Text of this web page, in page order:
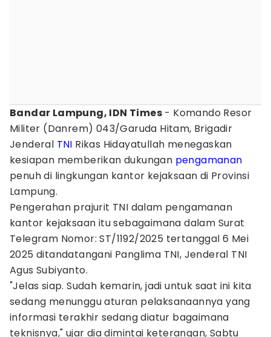
Bandar Lampung, IDN Times - Komando Resor
Militer (Danrem) 043/Garuda Hitam, Brigadir
Jenderal TNI Rikas Hidayatullah menegaskan
kesiapan memberikan dukungan pengamanan
penuh di lingkungan kantor kejaksaan di Provinsi
Lampung.
Pengerahan prajurit TNI dalam pengamanan
kantor kejaksaan itu sebagaimana dalam Surat
Telegram Nomor: ST/1192/2025 tertanggal 6 Mei
2025 ditandatangani Panglima TNI, Jenderal TNI
Agus Subiyanto.
"Jelas siap. Sudah kemarin, jadi untuk saat ini kita
sedang menunggu aturan pelaksanaannya yang
informasi terakhir sedang diatur bagaimana
teknisnya," ujar dia dimintai keterangan, Sabtu